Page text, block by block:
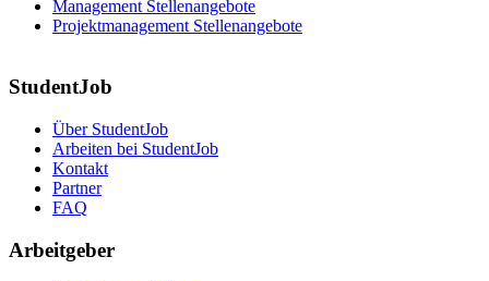
Management Stellenangebote
Projektmanagement Stellenangebote
StudentJob
Über StudentJob
Arbeiten bei StudentJob
Kontakt
Partner
FAQ
Arbeitgeber